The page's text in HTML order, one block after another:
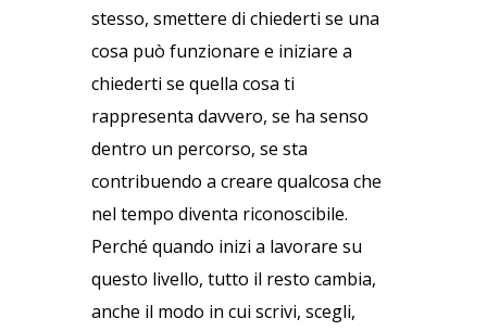
stesso, smettere di chiederti se una
cosa può funzionare e iniziare a
chiederti se quella cosa ti
rappresenta davvero, se ha senso
dentro un percorso, se sta
contribuendo a creare qualcosa che
nel tempo diventa riconoscibile.
Perché quando inizi a lavorare su
questo livello, tutto il resto cambia,
anche il modo in cui scrivi, scegli,